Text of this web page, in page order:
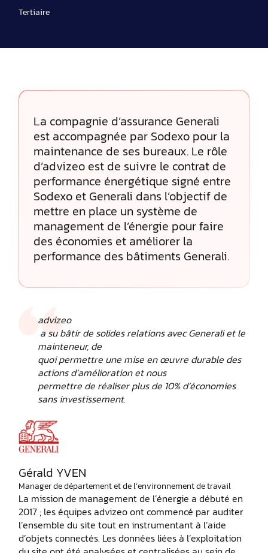
Tertiaire
La compagnie d’assurance Generali
est accompagnée par Sodexo pour la
maintenance de ses bureaux. Le rôle
d’advizeo est de suivre le contrat de
performance énergétique signé entre
Sodexo et Generali dans l’objectif de
mettre en place un système de
management de l’énergie pour faire
des économies et améliorer la
performance des bâtiments Generali.
advizeo
a su bâtir de solides relations avec Generali et le
mainteneur, de
quoi permettre une mise en œuvre durable des
actions d’amélioration et nous
permettre de réaliser plus de 10% d’économies
sans investissement.
Gérald YVEN
Manager de département et de l’environnement de travail
La mission de management de l’énergie a débuté en
2017 ; les équipes advizeo ont commencé par auditer
l’ensemble du site tout en instrumentant à l’aide
d’objets connectés. Les données liées à l’exploitation